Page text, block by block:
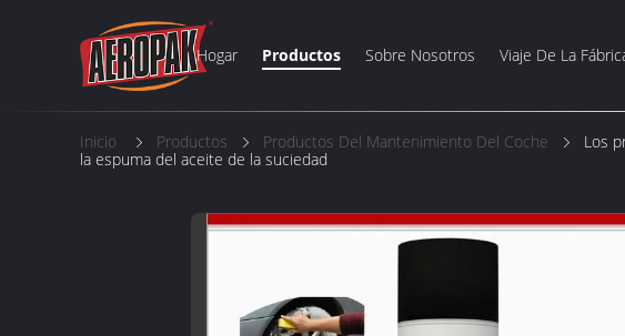
Hogar Productos Sobre Nosotros Viaje De La
Inicio Productos Productos Del Mantenimiento Del Coche
Los
la espuma del aceite de la suciedad